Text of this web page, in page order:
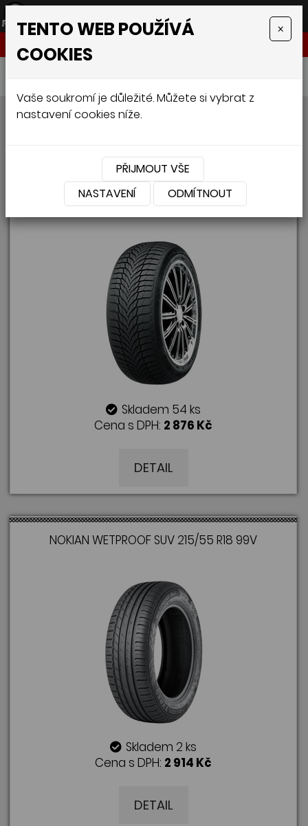
4x4
5 6
NEXEN WINGUARD SPORT 2 SUV 235/65 R17 108H
Skladem 54 ks
Cena s DPH: 2 876 Kč
DETAIL
NOKIAN WETPROOF SUV 215/55 R18 99V
Skladem 2 ks
Cena s DPH: 2 914 Kč
DETAIL
TENTO WEB POUŽÍVÁ
COOKIES
×
Vaše soukromí je důležité. Můžete si vybrat z
nastavení cookies níže.
PŘIJMOUT VŠE
NASTAVENÍ
ODMÍTNOUT